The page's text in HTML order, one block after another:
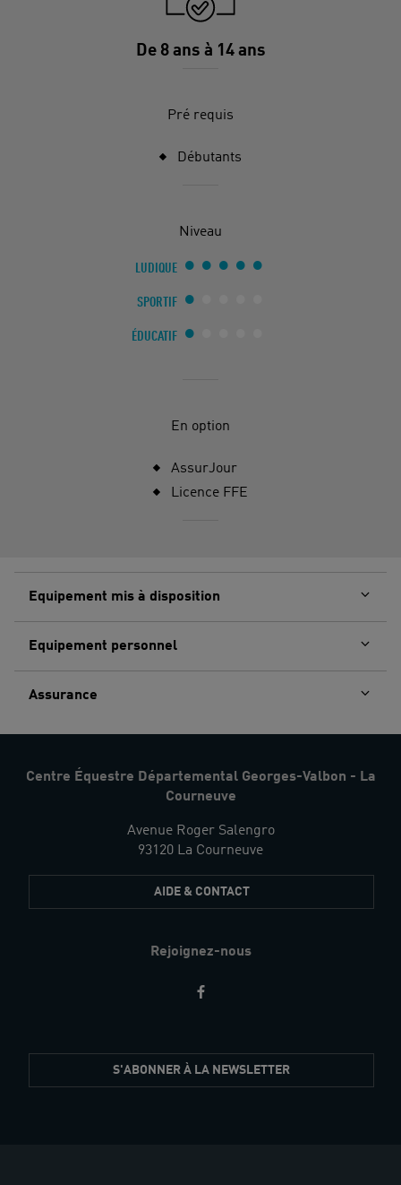
De 8 ans à 14 ans
Pré requis
Débutants
Niveau
LUDIQUE
SPORTIF
ÉDUCATIF
En option
AssurJour
Licence FFE
Equipement mis à disposition
Equipement personnel
Assurance
Centre Équestre Départemental Georges-Valbon - La
Courneuve
Avenue Roger Salengro
93120 La Courneuve
AIDE & CONTACT
Rejoignez-nous
informés
S'ABONNER À LA NEWSLETTER